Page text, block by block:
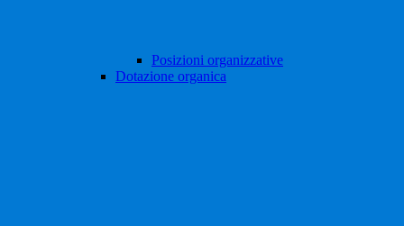
Posizioni organizzative
Dotazione organica